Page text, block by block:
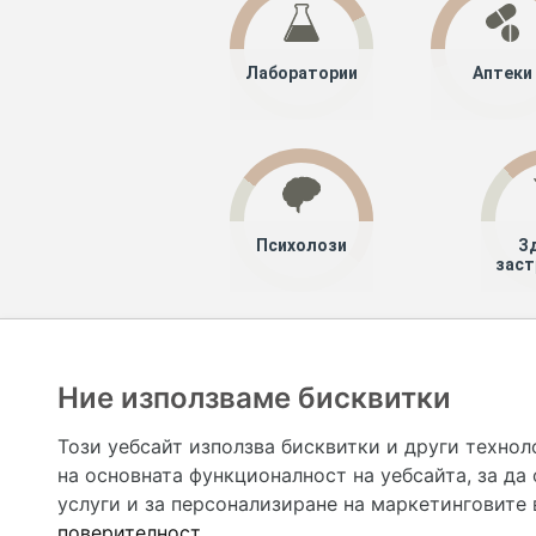
Лаборатории Аптеки
Психолози
предназначена да служи само и единствено за
допълване на данните и за коригиране на
Ние използваме бисквитки
Този уебсайт използва бисквитки и други
на основната функционалност на уебсайта, за да
услуги и за персонализиране на